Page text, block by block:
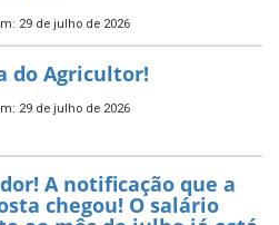
29 de julho de 2026
do Agricultor!
29 de julho de 2026
A notificação que a
chegou! O salário